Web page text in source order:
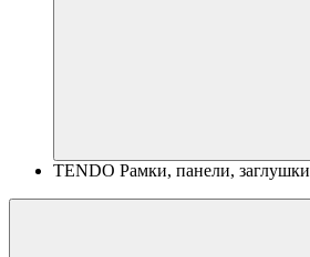
TENDO Рамки, панели, заглушки